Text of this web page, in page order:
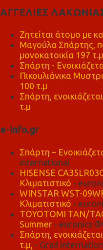
ΑΓΓΕΛΙΕΣ
Ζητείται άτομο με
Μαγούλα Σπάρτης,
μονοκατοικία 197 τ.μ
Σπάρτη -
Πικουλιάνικα
100 τ.μ
Σπάρτη,
τ.μ
e-info.gr
Σπάρτη –
international
HISENSE
Κλιματιστικό -
WINSTAR WST-
Κλιματιστικό -
TOYOTOMI TAN/
Summer - euronics
Σπάρτη,
τ.μ, - Grad